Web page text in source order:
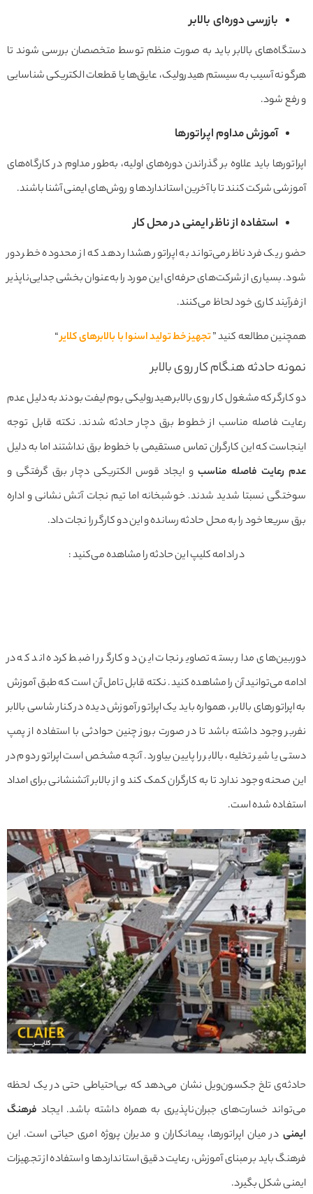
بازرسی دوره‌ای بالابر
دستگاه‌های بالابر باید به صورت منظم توسط متخصصان بررسی شوند تا
هرگونه آسیب به سیستم هیدرولیک، عایق‌ها یا قطعات الکتریکی شناسایی
و رفع شود.
آموزش مداوم اپراتورها
اپراتورها باید علاوه بر گذراندن دوره‌های اولیه، به‌طور مداوم در کارگاه‌های
آموزشی شرکت کنند تا با آخرین استانداردها و روش‌های ایمنی آشنا باشند.
استفاده از ناظر ایمنی در محل کار
حضور یک فرد ناظر می‌تواند به اپراتور هشدار دهد که از محدوده خطر دور
شود. بسیاری از شرکت‌های حرفه‌ای این مورد را به‌عنوان بخشی جدایی‌ناپذیر
از فرآیند کاری خود لحاظ می‌کنند.
همچنین مطالعه کنید ”تجهیز خط تولید اسنوا با بالابرهای کلایر“
نمونه حادثه هنگام کار روی بالابر
دو کارگر که مشغول کار روی بالابر هیدرولیکی بوم لیفت بودند به دلیل عدم
رعایت فاصله مناسب از خطوط برق دچار حادثه شدند. نکته قابل توجه
اینجاست که این کارگران تماس مستقیمی با خطوط برق نداشتند اما به دلیل
عدم رعایت فاصله مناسب و ایجاد قوس الکتریکی دچار برق گرفتگی و
سوختگی نسبتا شدید شدند. خوشبخانه اما تیم نجات آتش نشانی و اداره
برق سریعا خود را به محل حادثه رسانده و این دو کارگر را نجات داد.
در ادامه کلیپ این حادثه را مشاهده می‌کنید :
دوربین‌های مدار بسته تصاویر نجات این دو کارگر را ضبط کرده اند که در
ادامه می‌توانید آن را مشاهده کنید. نکته قابل تامل آن است که طبق آموزش
به اپراتورهای بالابر ، همواره باید یک اپراتور آموزش دیده در کنار شاسی بالابر
نفربر وجود داشته باشد تا در صورت بروز چنین حوادثی با استفاده از پمپ
دستی یا شیر تخلیه، بالابر را پایین بیاورد. آنچه مشخص است اپراتور دوم در
این صحنه وجود ندارد تا به کارگران کمک کند و از بالابر آتشنشانی برای امداد
استفاده شده است.
حادثه‌ی تلخ جکسون‌ویل نشان می‌دهد که بی‌احتیاطی حتی در یک لحظه
می‌تواند خسارت‌های جبران‌ناپذیری به همراه داشته باشد. ایجاد فرهنگ
ایمنی در میان اپراتورها، پیمانکاران و مدیران پروژه امری حیاتی است. این
فرهنگ باید بر مبنای آموزش، رعایت دقیق استانداردها و استفاده از تجهیزات
ایمنی شکل بگیرد.